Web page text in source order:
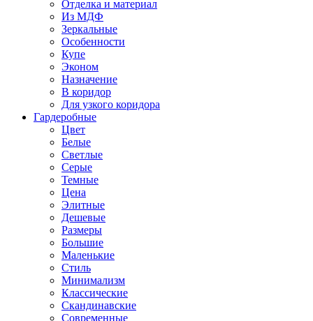
Отделка и материал
Из МДФ
Зеркальные
Особенности
Купе
Эконом
Назначение
В коридор
Для узкого коридора
Гардеробные
Цвет
Белые
Светлые
Серые
Темные
Цена
Элитные
Дешевые
Размеры
Большие
Маленькие
Стиль
Минимализм
Классические
Скандинавские
Современные